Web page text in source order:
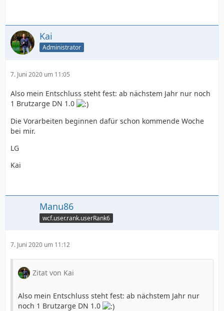
Kai
Administrator
7. Juni 2020 um 11:05
Also mein Entschluss steht fest: ab nächstem Jahr nur noch
1 Brutzarge DN 1.0
Die Vorarbeiten beginnen dafür schon kommende Woche
bei mir.
LG
Kai
Manu86
wcf.user.rank.userRank6
7. Juni 2020 um 11:12
Zitat von Kai
Also mein Entschluss steht fest: ab nächstem Jahr nur
noch 1 Brutzarge DN 1.0